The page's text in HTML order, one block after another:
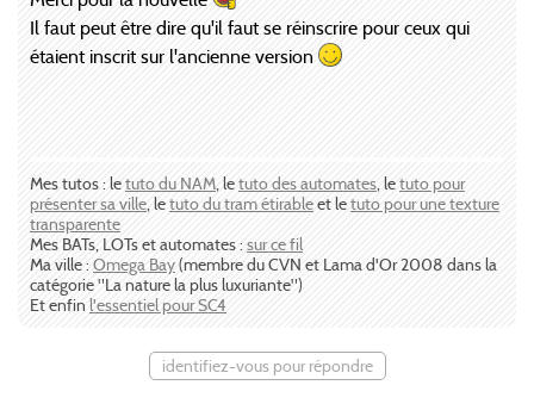
Il faut peut être dire qu'il faut se réinscrire pour ceux qui
étaient inscrit sur l'ancienne version
Mes tutos : letuto du NAM , letuto des automates , letuto pour
présenter sa ville , letuto du tram étirableet letuto pour une texture
transparente
Mes BATs, LOTs et automates : sur ce fil
Ma ville : Omega Bay(membre du CVN et Lama d'Or 2008 dans la
catégorie "La nature la plus luxuriante")
Et enfin l'essentiel pour SC4
identifiez-vous pour répondre